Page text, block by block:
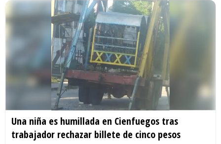
Una niña es humillada en Cienfuegos tras
trabajador rechazar billete de cinco pesos